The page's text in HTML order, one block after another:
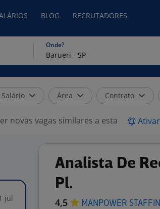
BLOG RECRUTADORES
Onde?
Salário Área Contrato
novas vagas similares a esta
jul
Analista De
Pl.
4,5 MANPOWER